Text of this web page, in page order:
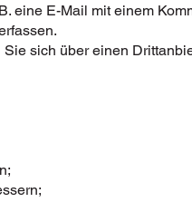
eine E-Mail mit einem
sich über einen